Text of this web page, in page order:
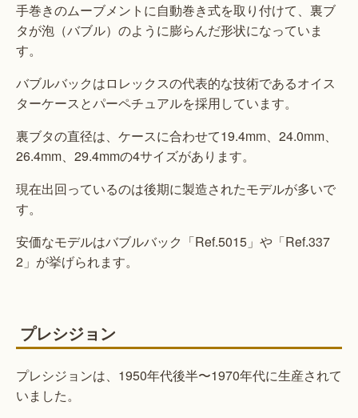
手巻きのムーブメントに自動巻き式を取り付けて、裏ブ
タが泡（バブル）のように膨らんだ形状になっていま
す。
バブルバックはロレックスの代表的な技術であるオイス
ターケースとパーペチュアルを採用しています。
裏ブタの直径は、ケースに合わせて19.4mm、24.0mm、
26.4mm、29.4mmの4サイズがあります。
現在出回っているのは後期に製造されたモデルが多いで
す。
安価なモデルはバブルバック「Ref.5015」や「Ref.337
2」が挙げられます。
プレシジョン
プレシジョンは、1950年代後半〜1970年代に生産されて
いました。